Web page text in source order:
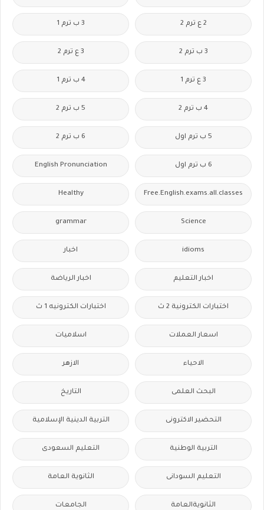
2 ع ترم 2 3 ب ترم 1
3 ب ترم 2 3 ع ترم 2
3 ع ترم 1 4 ب ترم 1
4 ب ترم 2 5 ب ترم 2
5 ب ترم اول 6 ب ترم 2
6 ب ترم اول English Pronunciation
Free.English.exams.all.classes
Healthy
Science
grammar
idioms اخبار
اخبار التعليم اخبار الرياضة
اختبارات الكترونية 2 ث اختبارات الكترونيه 1 ث
اسعار العملات اسلاميات
الاحياء الازهر
البحث العلمى التاريخ
التحضير الاكترونى التربية الدينية الإسلامية
التربية الوطنية التعليم السعودى
التعليم السودانى الثانوية العامة
الثانويةالعامة الجامعات